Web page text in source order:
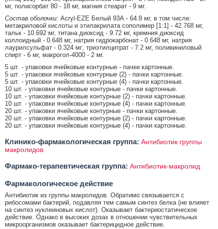
мг, полисорбат 80 - 18 мг, магния стеарат - 9 мг.
Состав оболочки: Acryl-EZE Белый 93А - 64.8 мг, в том числе:
метакриловой кислоты и этилакрилата сополимер [1:1] - 42.768 мг,
тальк - 10.692 мг, титана диоксид - 9.72 мг, кремния диоксид
коллоидный - 0.648 мг, натрия гидрокарбонат - 0.648 мг, натрия
лаурилсульфат - 0.324 мг; триэтилцитрат - 7.2 мг, поливиниловый
спирт - 6 мг, макрогол-4000 - 2 мг.
5 шт. - упаковки ячейковые контурные - пачки картонные.
5 шт. - упаковки ячейковые контурные (2) - пачки картонные.
5 шт. - упаковки ячейковые контурные (4) - пачки картонные.
10 шт. - упаковки ячейковые контурные - пачки картонные.
10 шт. - упаковки ячейковые контурные (2) - пачки картонные.
10 шт. - упаковки ячейковые контурные (4) - пачки картонные.
20 шт. - упаковки ячейковые контурные - пачки картонные.
20 шт. - упаковки ячейковые контурные (2) - пачки картонные.
20 шт. - упаковки ячейковые контурные (4) - пачки картонные.
Клинико-фармакологическая группа: Антибиотик группы
макролидов
Фармако-терапевтическая группа: Антибиотик-макролид
Фармакологическое действие
Антибиотик из группы макролидов. Обратимо связывается с
рибосомами бактерий, подавляя тем самым синтез белка (не влияет
на синтез нуклеиновых кислот). Оказывает бактериостатическое
действие. Однако в высоких дозах в отношении чувствительных
микроорганизмов оказывает бактерицидное действие.